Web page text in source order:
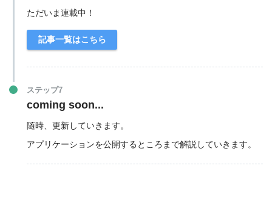
ただいま連載中！
記事一覧はこちら
ステップ7
coming soon...
随時、更新していきます。
アプリケーションを公開するところまで解説していきます。